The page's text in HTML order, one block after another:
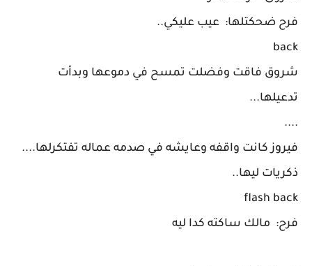
فرح ضحكتلها: عيب عليكي..
back
شروق فاقت وفضلت تمسح في دموعها وبدأت
تدعيلها...
....
فيروز كانت واقفه وعايشه في صدمه عماله تفتكرلها....
ذكريات ليها..
flash back
فرح: مالك ساكته كدا ليه